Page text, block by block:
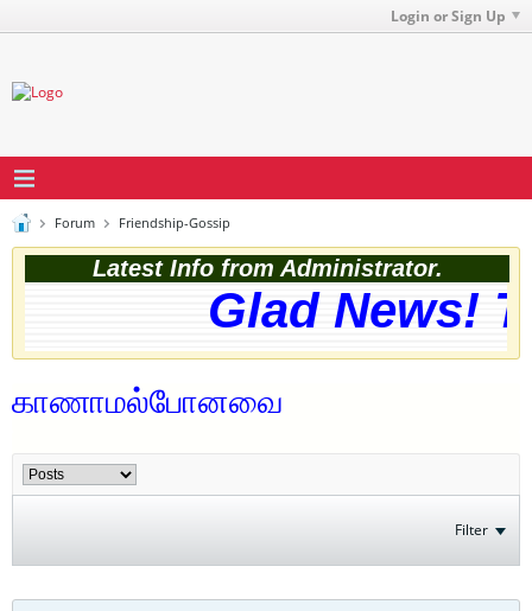
Login or Sign Up
Forum Friendship-Gossip
Latest Info from Administrator.
Glad News!
காணாமல்போனவை
Filter